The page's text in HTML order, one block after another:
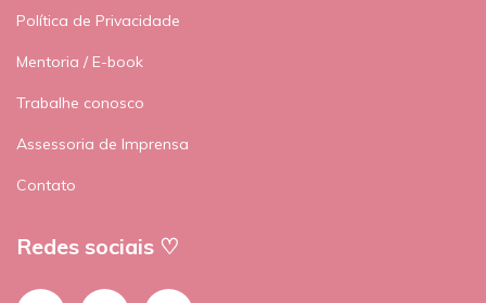
Política de Privacidade
Mentoria / E-book
Trabalhe conosco
Assessoria de Imprensa
Contato
Redes sociais ♡